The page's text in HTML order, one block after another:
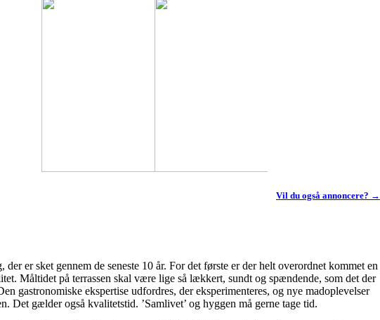
Vil du også annoncere? →
er sket gennem de seneste 10 år. For det første er der helt overordnet kommet en
Måltidet på terrassen skal være lige så lækkert, sundt og spændende, som det der
gastronomiske ekspertise udfordres, der eksperimenteres, og nye madoplevelser
Det gælder også kvalitetstid. ’Samlivet’ og hyggen må gerne tage tid.